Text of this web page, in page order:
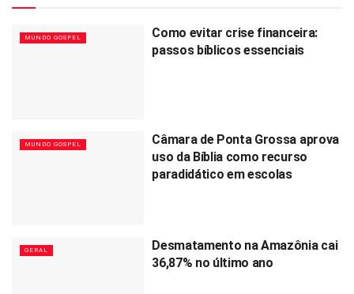
MUNDO GOSPEL
Como evitar crise financeira:
passos bíblicos essenciais
MUNDO GOSPEL
Câmara de Ponta Grossa aprova
uso da Bíblia como recurso
paradidático em escolas
GERAL
Desmatamento na Amazônia cai
36,87% no último ano